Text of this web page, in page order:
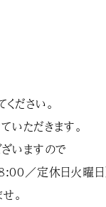
ださい。
いただきます。
いますので
／定休日火曜日
。